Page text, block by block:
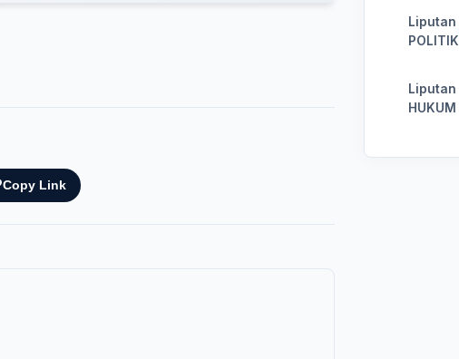
Copy Link
Liputan
POLITIK
Liputan
HUKUM